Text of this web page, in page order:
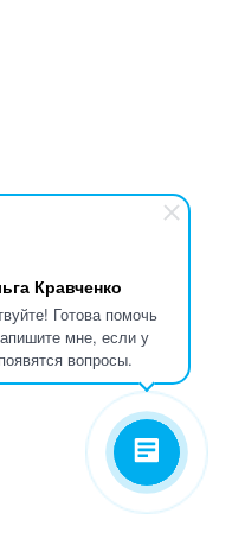
Кравченко
Готова помочь
мне, если у
вопросы.